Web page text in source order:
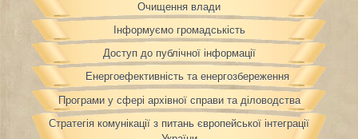
Очищення влади
Інформуємо громадськість
Доступ до публічної інформації
Енергоефективність та енергозбереження
Програми у сфері архівної справи та діловодства
Стратегія комунікації з питань європейської інтеграції